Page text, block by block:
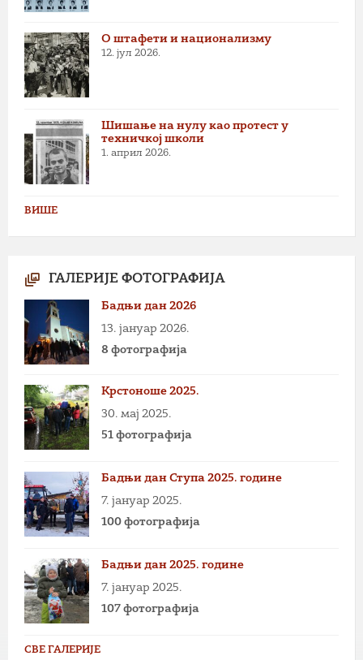
О штафети и национализму
12. јул 2026.
Шишање на нулу као протест у
техничкој школи
1. април 2026.
ВИШЕ
ГАЛЕРИЈЕ ФОТОГРАФИЈА
Бадњи дан 2026
13. јануар 2026.
8 фотографија
Крстоноше 2025.
30. мај 2025.
51 фотографија
Бадњи дан Ступа 2025. године
7. јануар 2025.
100 фотографија
Бадњи дан 2025. године
7. јануар 2025.
107 фотографија
СВЕ ГАЛЕРИЈЕ